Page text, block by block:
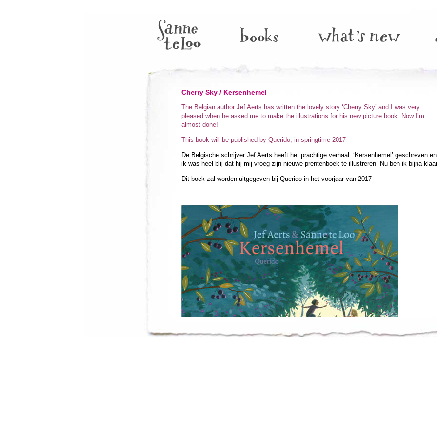
Cherry Sky / Kersenhemel
The Belgian author Jef Aerts has written the lovely story ‘Cherry Sky’ and I was very
pleased when he asked me to make the illustrations for his new picture book. Now I’m
almost done!
This book will be published by Querido, in springtime 2017
De Belgische schrijver Jef Aerts heeft het prachtige verhaal ‘Kersenhemel’ geschreven en
ik was heel blij dat hij mij vroeg zijn nieuwe prentenboek te illustreren. Nu ben ik bijna
Dit boek zal worden uitgegeven bij Querido in het voorjaar van 2017